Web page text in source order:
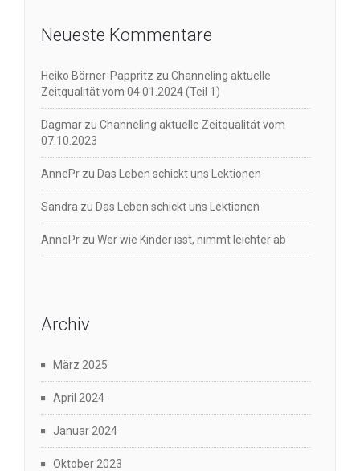
Neueste Kommentare
Heiko Börner-Pappritz zu Channeling aktuelle
Zeitqualität vom 04.01.2024 (Teil 1)
Dagmar zu Channeling aktuelle Zeitqualität vom
07.10.2023
AnnePr zu Das Leben schickt uns Lektionen
Sandra zu Das Leben schickt uns Lektionen
AnnePr zu Wer wie Kinder isst, nimmt leichter ab
Archiv
März 2025
April 2024
Januar 2024
Oktober 2023